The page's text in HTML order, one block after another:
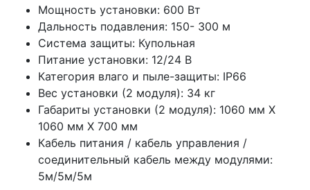
Мощность установки: 600 Вт
Дальность подавления: 150- 300 м
Система защиты: Купольная
Питание установки: 12/24 В
Категория влаго и пыле-защиты: IP66
Вес установки (2 модуля): 34 кг
Габариты установки (2 модуля): 1060 мм Х
1060 мм Х 700 мм
Кабель питания / кабель управления /
соединительный кабель между модулями:
5м/5м/5м